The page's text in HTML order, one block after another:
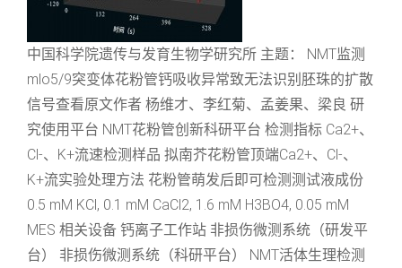
中国科学院遗传与发育生物学研究所 主题： NMT监测
mlo5/9突变体花粉管钙吸收异常致无法识别胚珠的扩散
信号查看原文作者 杨维才、李红菊、孟姜果、梁良 研
究使用平台 NMT花粉管创新科研平台 检测指标 Ca2+、
Cl-、K+流速检测样品 拟南芥花粉管顶端Ca2+、Cl-、
K+流实验处理方法 花粉管萌发后即可检测测试液成份
0.5 mM KCl, 0.1 mM CaCl2, 1.6 mM H3BO4, 0.05 mM
MES 相关设备 钙离子工作站 非损伤微测系统（研发平
台） 非损伤微测系统（科研平台） NMT活体生理检测